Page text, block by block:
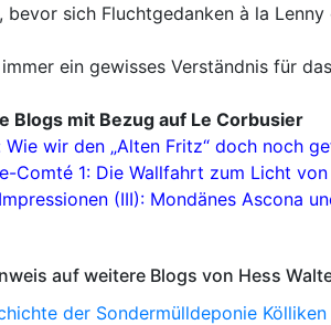
bevor sich Fluchtgedanken à la Lenny
ein gewisses Verständnis für
Blogs mit Bezug auf Le Corbusier
Wie wir den „Alten Fritz“ doch noch
Comté 1: Die Wallfahrt zum Licht
(III): Mondänes Ascona
auf weitere Blogs von Hess
der Sondermülldeponie Kölliken